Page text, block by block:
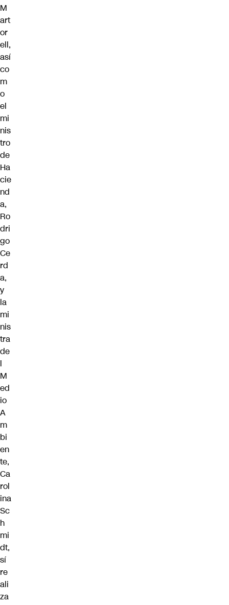
M
art
or
ell,
así
co
m
o
el
mi
nis
tro
de
Ha
cie
nd
a,
Ro
dri
go
Ce
rd
a,
y
la
mi
nis
tra
de
l
M
ed
io
A
m
bi
en
te,
Ca
rol
ina
Sc
h
mi
dt,
sí
re
ali
za